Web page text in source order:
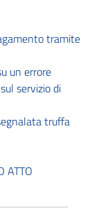
tramite
un errore
servizio di
truffa
ATTO